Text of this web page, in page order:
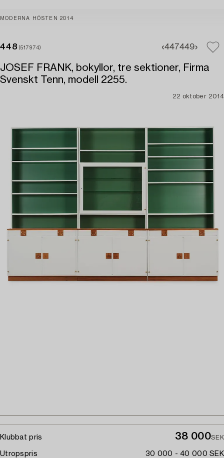
MODERNA HÖSTEN 2014
448 (517974) 447449
JOSEF FRANK, bokyllor, tre sektioner, Firma
Svenskt Tenn, modell 2255.
22 oktober 2014
Klubbat pris 38 000SEK
Utropspris 30 000 - 40 000 SEK